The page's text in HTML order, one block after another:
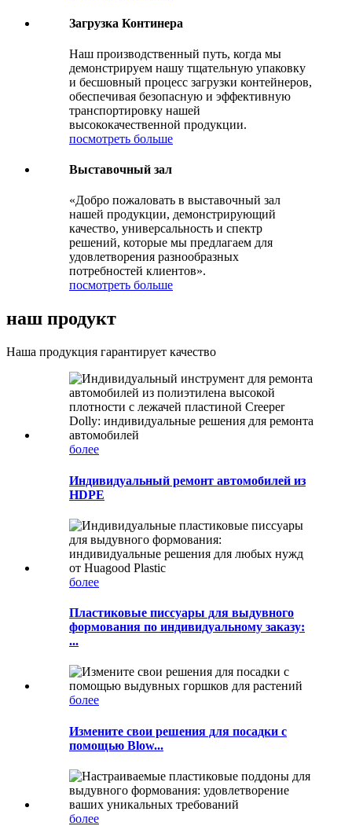
Загрузка Континера
Наш производственный путь, когда мы
демонстрируем нашу тщательную упаковку
и бесшовный процесс загрузки контейнеров,
обеспечивая безопасную и эффективную
транспортировку нашей
высококачественной продукции.
посмотреть больше
Выставочный зал
«Добро пожаловать в выставочный зал
нашей продукции, демонстрирующий
качество, универсальность и спектр
решений, которые мы предлагаем для
удовлетворения разнообразных
потребностей клиентов».
посмотреть больше
наш продукт
Наша продукция гарантирует качество
более
Индивидуальный ремонт автомобилей из
HDPE
более
Пластиковые писсуары для выдувного
формования по индивидуальному заказу:
...
более
Измените свои решения для посадки с
помощью Blow...
более